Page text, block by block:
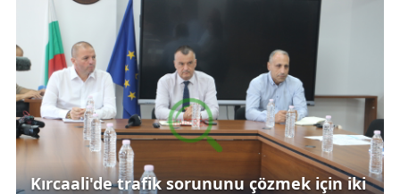
Kırcaali'de trafik sorununu çözmek için iki